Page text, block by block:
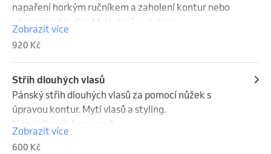
napaření horkým ručníkem a zaholení kontur nebo
oholení do hladka. Mytí vlasů a styling.
Nápoje dle výběru v ceně.
Zobrazit více
920 Kč
Střih dlouhých vlasů
Pánský střih dlouhých vlasů za pomocí nůžek s
úpravou kontur. Mytí vlasů a styling.
Nápoj dle výběru v ceně.
Zobrazit více
600 Kč